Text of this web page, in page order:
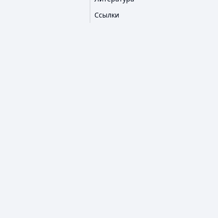
Ссылки